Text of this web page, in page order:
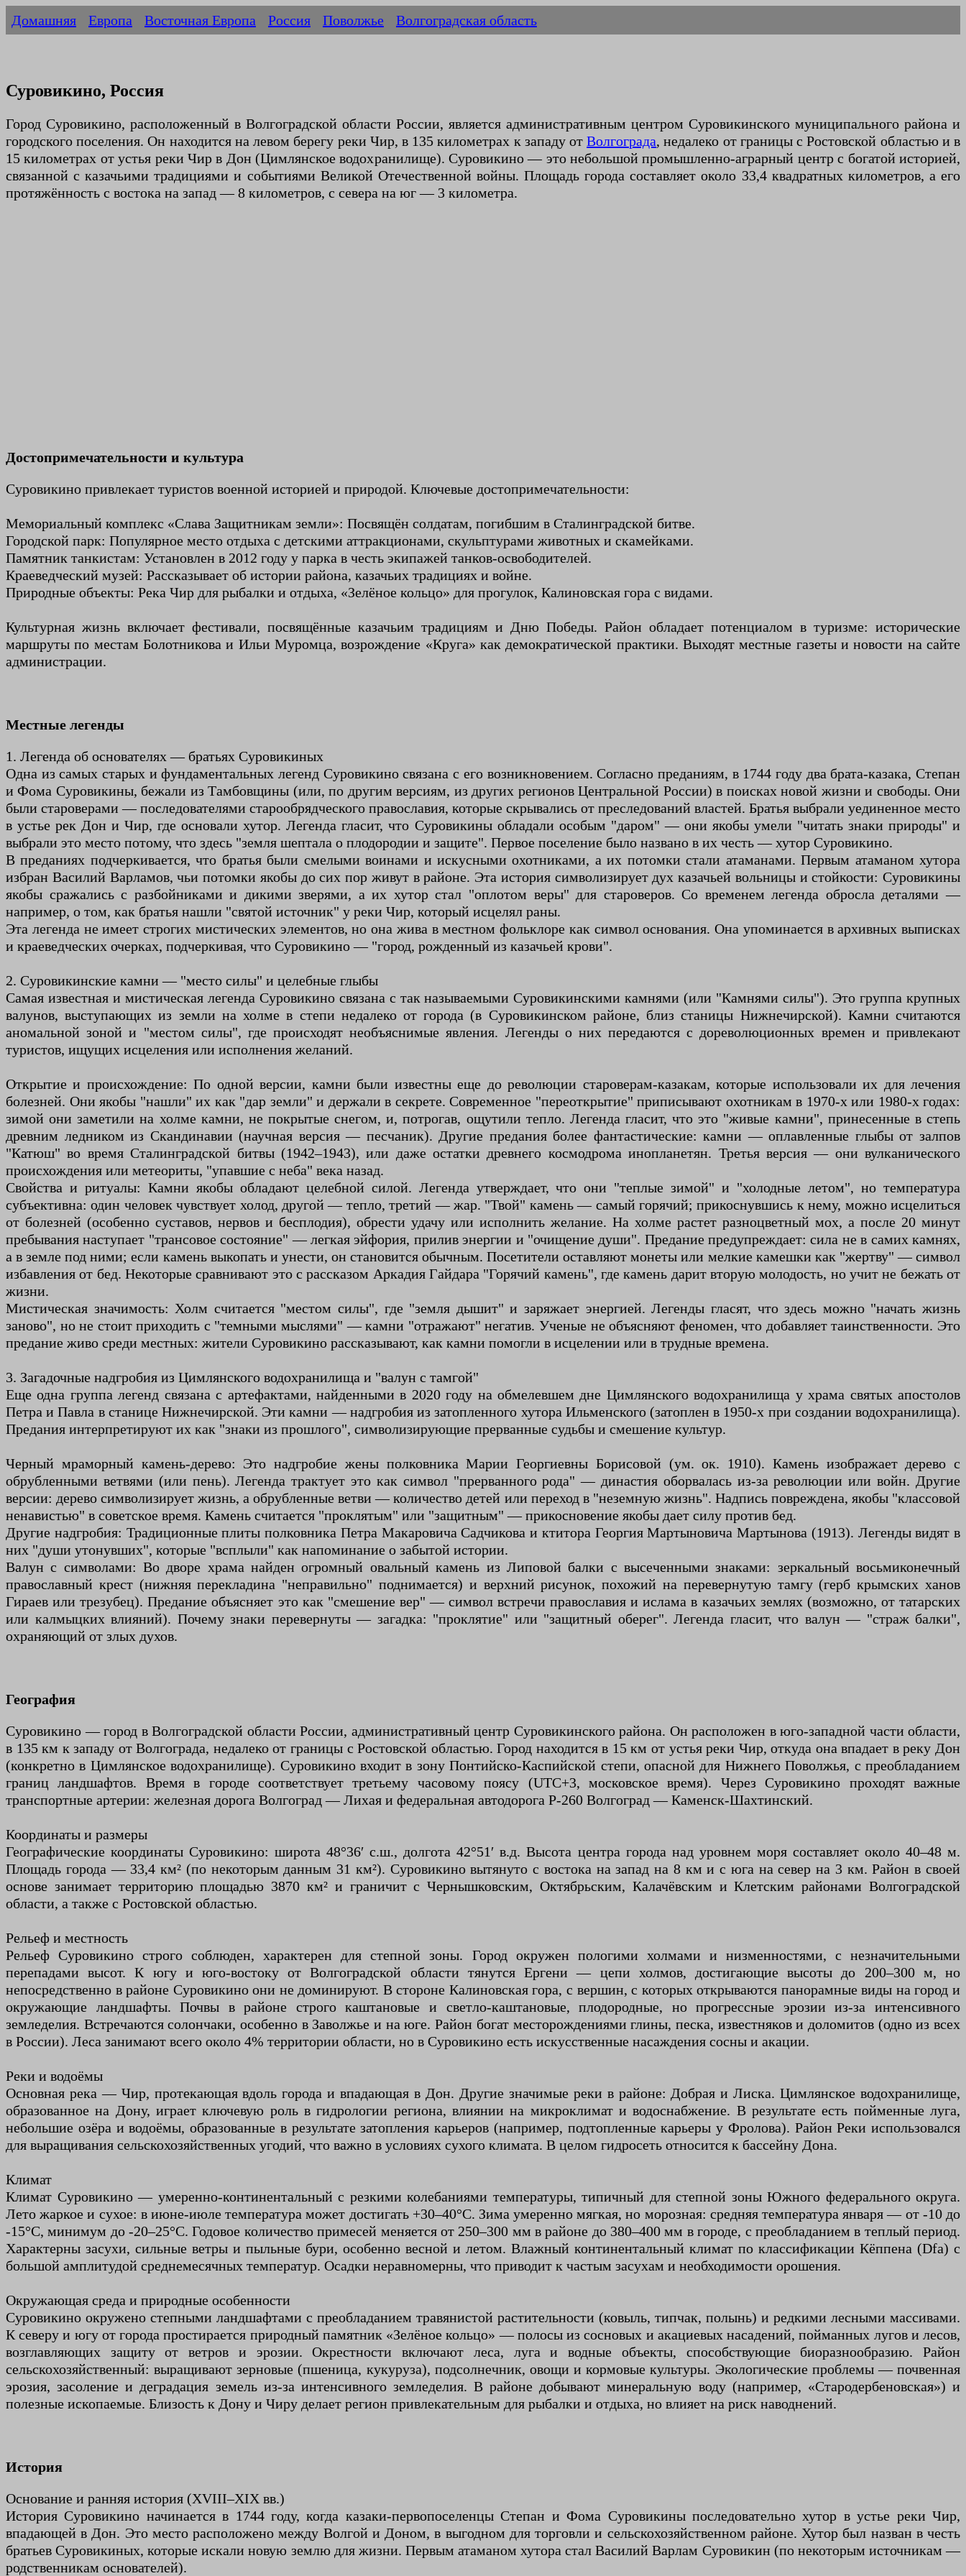
Домашняя Европа Восточная Европа Россия Поволжье Волгоградская область
Суровикино, Россия
Город Суровикино, расположенный в Волгоградской области России, является административным центром Суровикинского муниципального района и
городского поселения. Он находится на левом берегу реки Чир, в 135 километрах к западу отВолгограда, недалеко от границы с Ростовской областью и в
15 километрах от устья реки Чир в Дон (Цимлянское водохранилище). Суровикино — это небольшой промышленно-аграрный центр с богатой историей,
связанной с казачьими традициями и событиями Великой Отечественной войны. Площадь города составляет около 33,4 квадратных километров, а его
протяжённость с востока на запад — 8 километров, с севера на юг — 3 километра.
Достопримечательности и культура
Суровикино привлекает туристов военной историей и природой. Ключевые достопримечательности:
Мемориальный комплекс «Слава Защитникам земли»: Посвящён солдатам, погибшим в Сталинградской битве.
Городской парк: Популярное место отдыха с детскими аттракционами, скульптурами животных и скамейками.
Памятник танкистам: Установлен в 2012 году у парка в честь экипажей танков-освободителей.
Краеведческий музей: Рассказывает об истории района, казачьих традициях и войне.
Природные объекты: Река Чир для рыбалки и отдыха, «Зелёное кольцо» для прогулок, Калиновская гора с видами.
Культурная жизнь включает фестивали, посвящённые казачьим традициям и Дню Победы. Район обладает потенциалом в туризме: исторические
маршруты по местам Болотникова и Ильи Муромца, возрождение «Круга» как демократической практики. Выходят местные газеты и новости на сайте
администрации.
Местные легенды
1. Легенда об основателях — братьях Суровикиных
Одна из самых старых и фундаментальных легенд Суровикино связана с его возникновением. Согласно преданиям, в 1744 году два брата-казака, Степан
и Фома Суровикины, бежали из Тамбовщины (или, по другим версиям, из других регионов Центральной России) в поисках новой жизни и свободы. Они
были староверами — последователями старообрядческого православия, которые скрывались от преследований властей. Братья выбрали уединенное место
в устье рек Дон и Чир, где основали хутор. Легенда гласит, что Суровикины обладали особым "даром" — они якобы умели "читать знаки природы" и
выбрали это место потому, что здесь "земля шептала о плодородии и защите". Первое поселение было названо в их честь — хутор Суровикино.
В преданиях подчеркивается, что братья были смелыми воинами и искусными охотниками, а их потомки стали атаманами. Первым атаманом хутора
избран Василий Варламов, чьи потомки якобы до сих пор живут в районе. Эта история символизирует дух казачьей вольницы и стойкости: Суровикины
якобы сражались с разбойниками и дикими зверями, а их хутор стал "оплотом веры" для староверов. Со временем легенда обросла деталями —
например, о том, как братья нашли "святой источник" у реки Чир, который исцелял раны.
Эта легенда не имеет строгих мистических элементов, но она жива в местном фольклоре как символ основания. Она упоминается в архивных выписках
и краеведческих очерках, подчеркивая, что Суровикино — "город, рожденный из казачьей крови".
2. Суровикинские камни — "место силы" и целебные глыбы
Самая известная и мистическая легенда Суровикино связана с так называемыми Суровикинскими камнями (или "Камнями силы"). Это группа крупных
валунов, выступающих из земли на холме в степи недалеко от города (в Суровикинском районе, близ станицы Нижнечирской). Камни считаются
аномальной зоной и "местом силы", где происходят необъяснимые явления. Легенды о них передаются с дореволюционных времен и привлекают
туристов, ищущих исцеления или исполнения желаний.
Открытие и происхождение: По одной версии, камни были известны еще до революции староверам-казакам, которые использовали их для лечения
болезней. Они якобы "нашли" их как "дар земли" и держали в секрете. Современное "переоткрытие" приписывают охотникам в 1970-х или 1980-х годах:
зимой они заметили на холме камни, не покрытые снегом, и, потрогав, ощутили тепло. Легенда гласит, что это "живые камни", принесенные в степь
древним ледником из Скандинавии (научная версия — песчаник). Другие предания более фантастические: камни — оплавленные глыбы от залпов
"Катюш" во время Сталинградской битвы (1942–1943), или даже остатки древнего космодрома инопланетян. Третья версия — они вулканического
происхождения или метеориты, "упавшие с неба" века назад.
Свойства и ритуалы: Камни якобы обладают целебной силой. Легенда утверждает, что они "теплые зимой" и "холодные летом", но температура
субъективна: один человек чувствует холод, другой — тепло, третий — жар. "Твой" камень — самый горячий; прикоснувшись к нему, можно исцелиться
от болезней (особенно суставов, нервов и бесплодия), обрести удачу или исполнить желание. На холме растет разноцветный мох, а после 20 минут
пребывания наступает "трансовое состояние" — легкая эйфория, прилив энергии и "очищение души". Предание предупреждает: сила не в самих камнях,
а в земле под ними; если камень выкопать и унести, он становится обычным. Посетители оставляют монеты или мелкие камешки как "жертву" — символ
избавления от бед. Некоторые сравнивают это с рассказом Аркадия Гайдара "Горячий камень", где камень дарит вторую молодость, но учит не бежать от
жизни.
Мистическая значимость: Холм считается "местом силы", где "земля дышит" и заряжает энергией. Легенды гласят, что здесь можно "начать жизнь
заново", но не стоит приходить с "темными мыслями" — камни "отражают" негатив. Ученые не объясняют феномен, что добавляет таинственности. Это
предание живо среди местных: жители Суровикино рассказывают, как камни помогли в исцелении или в трудные времена.
3. Загадочные надгробия из Цимлянского водохранилища и "валун с тамгой"
Еще одна группа легенд связана с артефактами, найденными в 2020 году на обмелевшем дне Цимлянского водохранилища у храма святых апостолов
Петра и Павла в станице Нижнечирской. Эти камни — надгробия из затопленного хутора Ильменского (затоплен в 1950-х при создании водохранилища).
Предания интерпретируют их как "знаки из прошлого", символизирующие прерванные судьбы и смешение культур.
Черный мраморный камень-дерево: Это надгробие жены полковника Марии Георгиевны Борисовой (ум. ок. 1910). Камень изображает дерево с
обрубленными ветвями (или пень). Легенда трактует это как символ "прерванного рода" — династия оборвалась из-за революции или войн. Другие
версии: дерево символизирует жизнь, а обрубленные ветви — количество детей или переход в "неземную жизнь". Надпись повреждена, якобы "классовой
ненавистью" в советское время. Камень считается "проклятым" или "защитным" — прикосновение якобы дает силу против бед.
Другие надгробия: Традиционные плиты полковника Петра Макаровича Садчикова и ктитора Георгия Мартыновича Мартынова (1913). Легенды видят в
них "души утонувших", которые "всплыли" как напоминание о забытой истории.
Валун с символами: Во дворе храма найден огромный овальный камень из Липовой балки с высеченными знаками: зеркальный восьмиконечный
православный крест (нижняя перекладина "неправильно" поднимается) и верхний рисунок, похожий на перевернутую тамгу (герб крымских ханов
Гираев или трезубец). Предание объясняет это как "смешение вер" — символ встречи православия и ислама в казачьих землях (возможно, от татарских
или калмыцких влияний). Почему знаки перевернуты — загадка: "проклятие" или "защитный оберег". Легенда гласит, что валун — "страж балки",
охраняющий от злых духов.
География
Суровикино — город в Волгоградской области России, административный центр Суровикинского района. Он расположен в юго-западной части области,
в 135 км к западу от Волгограда, недалеко от границы с Ростовской областью. Город находится в 15 км от устья реки Чир, откуда она впадает в реку Дон
(конкретно в Цимлянское водохранилище). Суровикино входит в зону Понтийско-Каспийской степи, опасной для Нижнего Поволжья, с преобладанием
границ ландшафтов. Время в городе соответствует третьему часовому поясу (UTC+3, московское время). Через Суровикино проходят важные
транспортные артерии: железная дорога Волгоград — Лихая и федеральная автодорога Р-260 Волгоград — Каменск-Шахтинский.
Координаты и размеры
Географические координаты Суровикино: широта 48°36′ с.ш., долгота 42°51′ в.д. Высота центра города над уровнем моря составляет около 40–48 м.
Площадь города — 33,4 км² (по некоторым данным 31 км²). Суровикино вытянуто с востока на запад на 8 км и с юга на север на 3 км. Район в своей
основе занимает территорию площадью 3870 км² и граничит с Чернышковским, Октябрьским, Калачёвским и Клетским районами Волгоградской
области, а также с Ростовской областью.
Рельеф и местность
Рельеф Суровикино строго соблюден, характерен для степной зоны. Город окружен пологими холмами и низменностями, с незначительными
перепадами высот. К югу и юго-востоку от Волгоградской области тянутся Ергени — цепи холмов, достигающие высоты до 200–300 м, но
непосредственно в районе Суровикино они не доминируют. В стороне Калиновская гора, с вершин, с которых открываются панорамные виды на город и
окружающие ландшафты. Почвы в районе строго каштановые и светло-каштановые, плодородные, но прогрессные эрозии из-за интенсивного
земледелия. Встречаются солончаки, особенно в Заволжье и на юге. Район богат месторождениями глины, песка, известняков и доломитов (одно из всех
в России). Леса занимают всего около 4% территории области, но в Суровикино есть искусственные насаждения сосны и акации.
Реки и водоёмы
Основная река — Чир, протекающая вдоль города и впадающая в Дон. Другие значимые реки в районе: Добрая и Лиска. Цимлянское водохранилище,
образованное на Дону, играет ключевую роль в гидрологии региона, влиянии на микроклимат и водоснабжение. В результате есть пойменные луга,
небольшие озёра и водоёмы, образованные в результате затопления карьеров (например, подтопленные карьеры у Фролова). Район Реки использовался
для выращивания сельскохозяйственных угодий, что важно в условиях сухого климата. В целом гидросеть относится к бассейну Дона.
Климат
Климат Суровикино — умеренно-континентальный с резкими колебаниями температуры, типичный для степной зоны Южного федерального округа.
Лето жаркое и сухое: в июне-июле температура может достигать +30–40°C. Зима умеренно мягкая, но морозная: средняя температура января — от -10 до
-15°С, минимум до -20–25°С. Годовое количество примесей меняется от 250–300 мм в районе до 380–400 мм в городе, с преобладанием в теплый период.
Характерны засухи, сильные ветры и пыльные бури, особенно весной и летом. Влажный континентальный климат по классификации Кёппена (Dfa) с
большой амплитудой среднемесячных температур. Осадки неравномерны, что приводит к частым засухам и необходимости орошения.
Окружающая среда и природные особенности
Суровикино окружено степными ландшафтами с преобладанием травянистой растительности (ковыль, типчак, полынь) и редкими лесными массивами.
К северу и югу от города простирается природный памятник «Зелёное кольцо» — полосы из сосновых и акациевых насадений, пойманных лугов и лесов,
возглавляющих защиту от ветров и эрозии. Окрестности включают леса, луга и водные объекты, способствующие биоразнообразию. Район
сельскохозяйственный: выращивают зерновые (пшеница, кукуруза), подсолнечник, овощи и кормовые культуры. Экологические проблемы — почвенная
эрозия, засоление и деградация земель из-за интенсивного земледелия. В районе добывают минеральную воду (например, «Стародербеновская») и
полезные ископаемые. Близость к Дону и Чиру делает регион привлекательным для рыбалки и отдыха, но влияет на риск наводнений.
История
Основание и ранняя история (XVIII–XIX вв.)
История Суровикино начинается в 1744 году, когда казаки-первопоселенцы Степан и Фома Суровикины последовательно хутор в устье реки Чир,
впадающей в Дон. Это место расположено между Волгой и Доном, в выгодном для торговли и сельскохозяйственном районе. Хутор был назван в честь
братьев Суровикиных, которые искали новую землю для жизни. Первым атаманом хутора стал Василий Варлам Суровикин (по некоторым источникам —
родственникам основателей).